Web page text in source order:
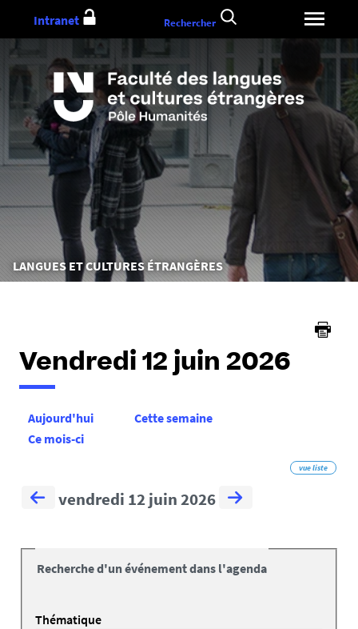
au
Vous
êtes
LANGUES ET CULTURES ÉTRANGÈRES
Intranet Rechercher
Vendredi 12 juin 2026
Aujourd'hui
Cette semaine
Ce mois-ci
vue liste
vendredi 12 juin 2026
Recherche d'un événement dans l'agenda
Thématique